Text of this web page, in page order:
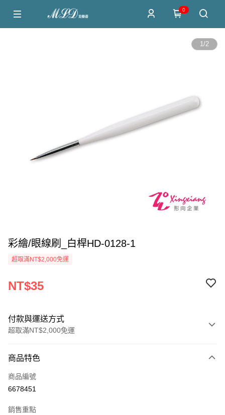
0
1/2
彩繪/眼線刷_白桿HD-0128-1
超取滿NT$2,000免運
NT$35
付款與運送方式
超取滿NT$2,000免運
信用卡一次付款
超商取貨付款
商品特色
商品編號
6678451
銷售重點